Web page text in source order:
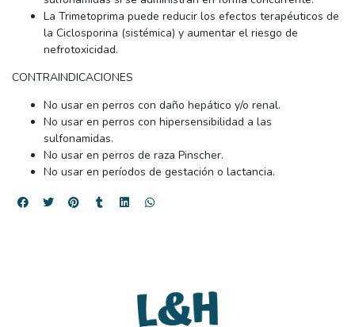
La Trimetoprima puede reducir los efectos terapéuticos de
la Ciclosporina (sistémica) y aumentar el riesgo de
nefrotoxicidad.
CONTRAINDICACIONES
No usar en perros con daño hepático y/o renal.
No usar en perros con hipersensibilidad a las
sulfonamidas.
No usar en perros de raza Pinscher.
No usar en períodos de gestación o lactancia.